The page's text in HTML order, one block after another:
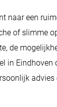
naar een
of slimme
de
in Eindhoven
advies